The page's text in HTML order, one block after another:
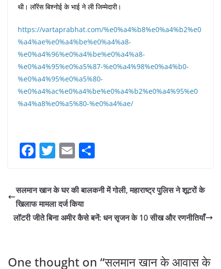
थी। लॉरेंस बिश्नोई के भाई ने ली जिम्मेदारी।
https://vartaprabhat.com/%e0%a4%b8%e0%a4%b2%e0
%a4%ae%e0%a4%be%e0%a4%a8-
%e0%a4%96%e0%a4%be%e0%a4%a8-
%e0%a4%95%e0%a5%87-%e0%a4%98%e0%a4%b0-
%e0%a4%95%e0%a5%80-
%e0%a4%ac%e0%a4%be%e0%a4%b2%e0%a4%95%e0
%a4%a8%e0%a5%80-%e0%a4%ae/
F
c
e
b
k
T
itt
er
E
ai
l
ar
e
सलमान खान के घर की बालकनी में गोली, महाराष्ट्र पुलिस ने शूटरों के
खिलाफ मामला दर्ज किया
लॉटरी जीते बिना अमीर कैसे बनें: धन सृजन के 10 सीख और रणनीतियाँ
One thought on “सलमान खान के आवास के